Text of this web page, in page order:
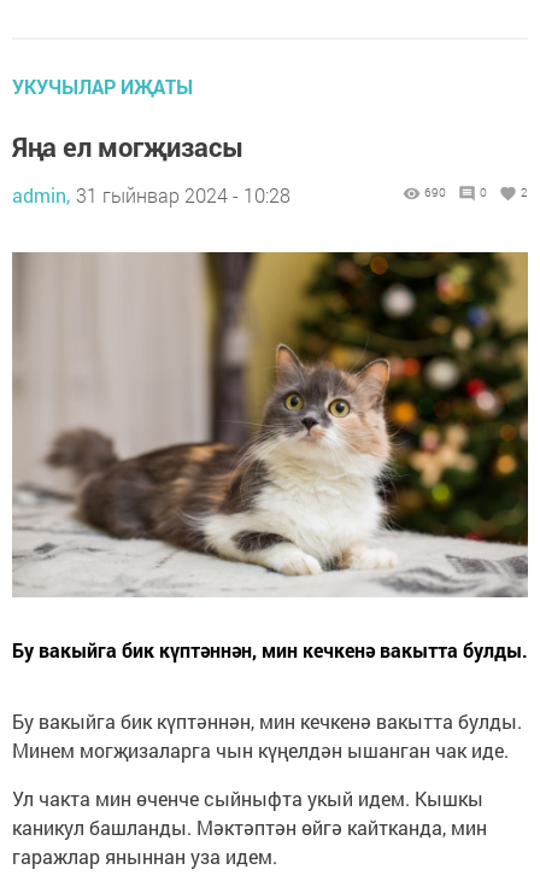
УКУЧЫЛАР ИҖАТЫ
Яңа ел могҗизасы
admin, 31 гыйнвар 2024 - 10:28 690 0 2
Бу вакыйга бик күптәннән, мин кечкенә вакытта булды.
Бу вакыйга бик күптәннән, мин кечкенә вакытта булды.
Минем могҗизаларга чын күңелдән ышанган чак иде.
Ул чакта мин өченче сыйныфта укый идем. Кышкы
каникул башланды. Мәктәптән өйгә кайтканда, мин
гаражлар яныннан уза идем.